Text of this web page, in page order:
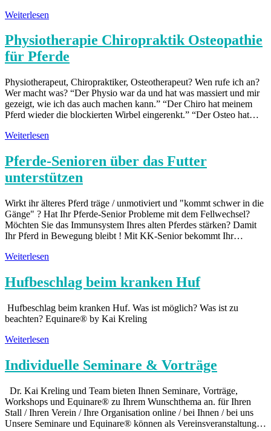
Weiterlesen
Physiotherapie Chiropraktik Osteopathie
für Pferde
Physiotherapeut, Chiropraktiker, Osteotherapeut? Wen rufe ich an?
Wer macht was? “Der Physio war da und hat was massiert und mir
gezeigt, wie ich das auch machen kann.” “Der Chiro hat meinem
Pferd wieder die blockierten Wirbel eingerenkt.” “Der Osteo hat…
Weiterlesen
Pferde-Senioren über das Futter
unterstützen
Wirkt ihr älteres Pferd träge / unmotiviert und "kommt schwer in die
Gänge" ? Hat Ihr Pferde-Senior Probleme mit dem Fellwechsel?
Möchten Sie das Immunsystem Ihres alten Pferdes stärken? Damit
Ihr Pferd in Bewegung bleibt ! Mit KK-Senior bekommt Ihr…
Weiterlesen
Hufbeschlag beim kranken Huf
Hufbeschlag beim kranken Huf. Was ist möglich? Was ist zu
beachten? Equinare® by Kai Kreling
Weiterlesen
Individuelle Seminare & Vorträge
Dr. Kai Kreling und Team bieten Ihnen Seminare, Vorträge,
Workshops und Equinare® zu Ihrem Wunschthema an. für Ihren
Stall / Ihren Verein / Ihre Organisation online / bei Ihnen / bei uns
Unsere Seminare und Equinare® können als Vereinsveranstaltung…